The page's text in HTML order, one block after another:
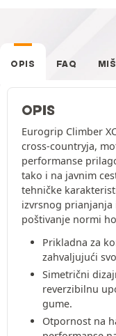
OPIS FAQ
OPIS
Eurogrip Climber
cross-countryja,
performanse
tako i na javnim
tehničke
izvrsnog
poštivanje normi
Prikladna za
zahvaljujući
Simetrični
reverzibilnu
gume.
Otpornost na